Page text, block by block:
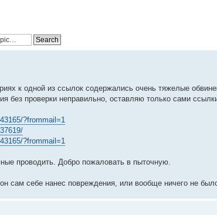
к одной из ссылок содержались очень тяжелые
без проверки неправильно, оставляю только сами
?frommail=1
?frommail=1
проводить. Добро пожаловать в пыточную.
сам себе нанес повреждения, или вообще ничего не